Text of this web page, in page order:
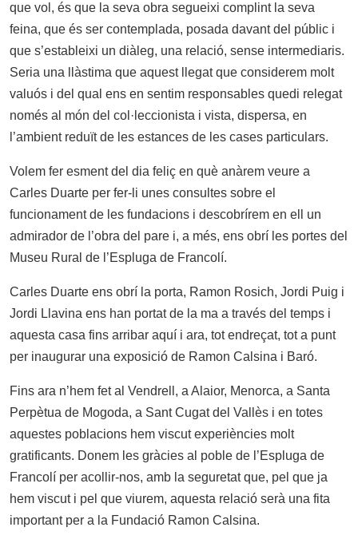
que vol, és que la seva obra segueixi complint la seva
feina, que és ser contemplada, posada davant del públic i
que s’estableixi un diàleg, una relació, sense intermediaris.
Seria una llàstima que aquest llegat que considerem molt
valuós i del qual ens en sentim responsables quedi relegat
només al món del col·leccionista i vista, dispersa, en
l’ambient reduït de les estances de les cases particulars.
Volem fer esment del dia feliç en què anàrem veure a
Carles Duarte per fer-li unes consultes sobre el
funcionament de les fundacions i descobrírem en ell un
admirador de l’obra del pare i, a més, ens obrí les portes del
Museu Rural de l’Espluga de Francolí.
Carles Duarte ens obrí la porta, Ramon Rosich, Jordi Puig i
Jordi Llavina ens han portat de la ma a través del temps i
aquesta casa fins arribar aquí i ara, tot endreçat, tot a punt
per inaugurar una exposició de Ramon Calsina i Baró.
Fins ara n’hem fet al Vendrell, a Alaior, Menorca, a Santa
Perpètua de Mogoda, a Sant Cugat del Vallès i en totes
aquestes poblacions hem viscut experiències molt
gratificants. Donem les gràcies al poble de l’Espluga de
Francolí per acollir-nos, amb la seguretat que, pel que ja
hem viscut i pel que viurem, aquesta relació serà una fita
important per a la Fundació Ramon Calsina.